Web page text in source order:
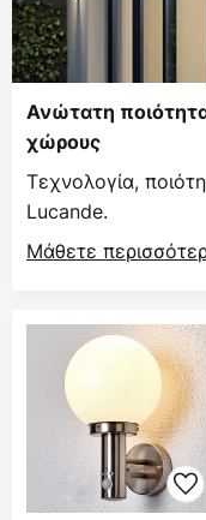
Ανώτατη
χώρους
Τεχνολογία,
Lucande.
Μάθετε